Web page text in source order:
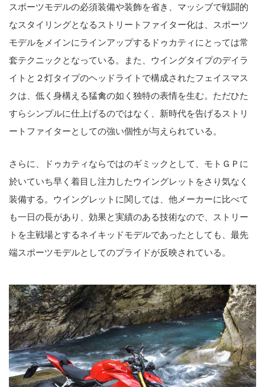
スポーツモデルの必須装備や装飾を省き、マッシブで戦闘的
なスタイリングとなるストリートファイター化は、スポーツ
モデルをメインにラインアップするドゥカティにとっては常
套テクニックとなっている。また、ウイングタイプのデイラ
イトと２灯タイプのヘッドライトで構成されたフェイスマス
クは、低く身構える猛禽の如く独特の表情を生む。ただひた
すらシンプルに仕上げるのではなく、新時代を告げるストリ
ートファイターとしての強い個性が与えられている。
さらに、ドゥカティならではのギミックとして、モトＧＰに
於いていち早く着目し注力したウイングレットをさり気なく
装備する。ウイングレットに関しては、他メーカーに比べて
も一日の長があり、効果と実績のある技術なので、ストリー
トを主戦場とするネイキッドモデルであったとしても、最先
端スポーツモデルとしてのプライドが反映されている。